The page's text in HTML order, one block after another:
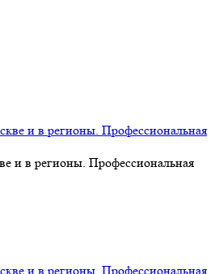
и в регионы. Профессиональная